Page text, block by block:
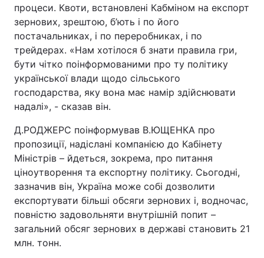
процеси. Квоти, встановлені Кабміном на експорт
зернових, зрештою, б’ють і по його
постачальниках, і по переробниках, і по
трейдерах. «Нам хотілося б знати правила гри,
бути чітко поінформованими про ту політику
української влади щодо сільського
господарства, яку вона має намір здійснювати
надалі», - сказав він.
Д.РОДЖЕРС поінформував В.ЮЩЕНКА про
пропозиції, надіслані компанією до Кабінету
Міністрів – йдеться, зокрема, про питання
ціноутворення та експортну політику. Сьогодні,
зазначив він, Україна може собі дозволити
експортувати більші обсяги зернових і, водночас,
повністю задовольняти внутрішній попит –
загальний обсяг зернових в державі становить 21
млн. тонн.